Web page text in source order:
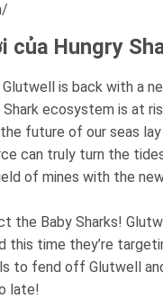
của Hungry
Glutwell is back with a
ecosystem is at
the future of our seas
can truly turn the
of mines with the
the Baby Sharks!
this time they’re
to fend off Glutwell
late!